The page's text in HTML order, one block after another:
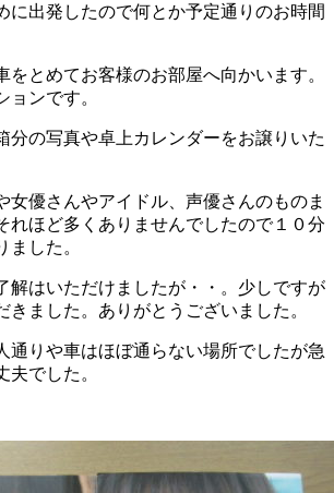
に出発したので何とか予定通りのお時間
をとめてお客様のお部屋へ向かいます。
ョンです。
分の写真や卓上カレンダーをお譲りいた
女優さんやアイドル、声優さんのものま
れほど多くありませんでしたので１０分
ました。
解はいただけましたが・・。少しですが
きました。ありがとうございました。
通りや車はほぼ通らない場所でしたが急
夫でした。